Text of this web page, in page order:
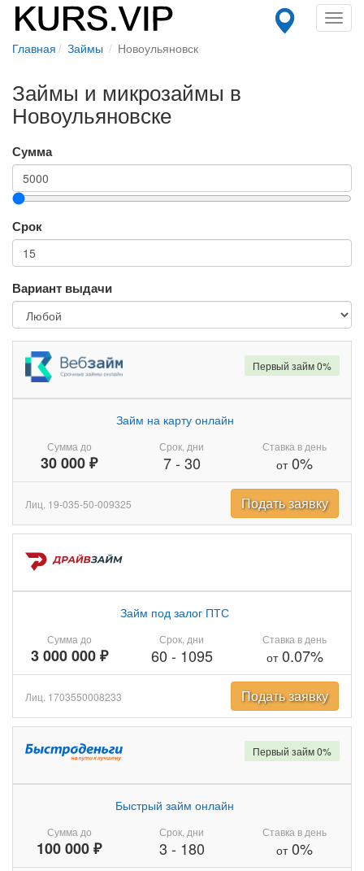
Главная Займы Новоульяновск
Займы и микрозаймы в
Новоульяновске
Сумма
Срок
Вариант выдачи
Сумма до
30 000 ₽
Займ на карту онлайн
Срок, дни
7- 30
Ставка в день
от0%
Первый займ 0%
Лиц. 19-035-50-009325 Подать заявку
Сумма до
3 000 000 ₽
Займ под залог ПТС
Срок, дни
60 - 1095
Ставка в день
от0.07%
Лиц. 1703550008233 Подать заявку
Сумма до
100 000 ₽
Быстрый займ онлайн
Срок, дни
3 - 180
Ставка в день
от0%
Первый займ 0%